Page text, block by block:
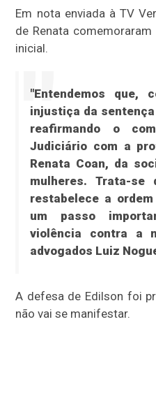
Em nota enviada à TV
de Renata
inicial.
"Entendemos que,
injustiça da
reafirmando o
Judiciário com a
Renata Coan, da
mulheres. Trata-se
restabelece a
um passo
violência contra a
advogados Luiz
A defesa de Edilson foi
não vai se manifestar.